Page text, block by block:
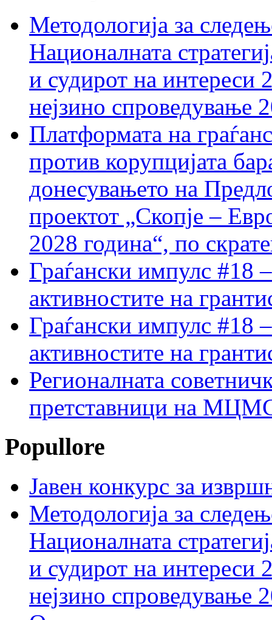
Методологија за
Националната
и судирот на интереси
нејзино спроведување
Платформата на
против корупцијата
донесувањето на
проектот „Скопје –
2028 година“, по
Граѓански импулс #18
активностите на
Граѓански импулс #18
активностите на
Регионалната
претставници на МЦМС
Popullore
Јавен конкурс за
Методологија за
Националната
и судирот на интереси
нејзино спроведување